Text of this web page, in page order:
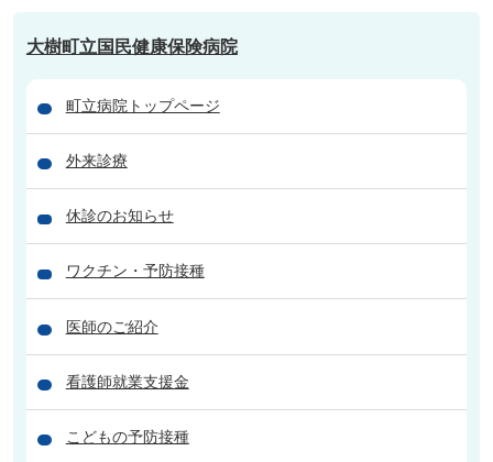
大樹町立国民健康保険病院
町立病院トップページ
外来診療
休診のお知らせ
ワクチン・予防接種
医師のご紹介
看護師就業支援金
こどもの予防接種